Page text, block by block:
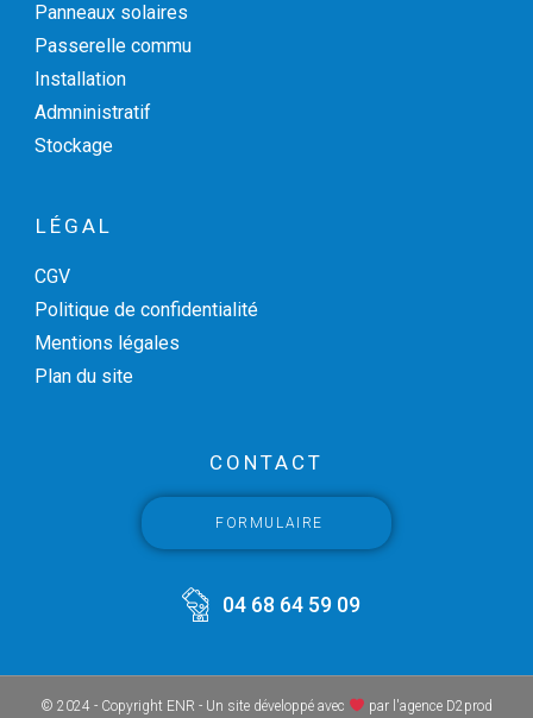
Panneaux solaires
Passerelle commu
Installation
Admninistratif
Stockage
LÉGAL
CGV
Politique de confidentialité
Mentions légales
Plan du site
CONTACT
FORMULAIRE
04 68 64 59 09
© 2024 - Copyright ENR - Un site développé avec par l'agence D2prod